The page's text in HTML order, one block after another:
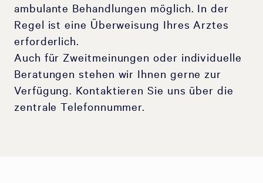
ambulante Behandlungen möglich. In der
Regel ist eine Überweisung Ihres Arztes
erforderlich.
Auch für Zweitmeinungen oder individuelle
Beratungen stehen wir Ihnen gerne zur
Verfügung. Kontaktieren Sie uns über die
zentrale Telefonnummer.